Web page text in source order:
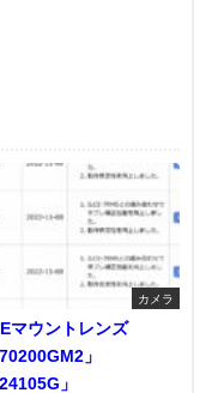
カメラ
マウントレンズ
」
」